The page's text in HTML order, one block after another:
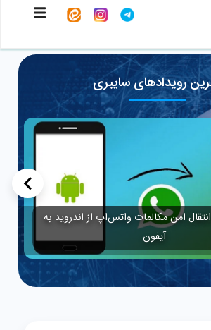
رویدادهای سایبری
امن مکالمات واتس‌اپ از اندروید به
آیفون
>